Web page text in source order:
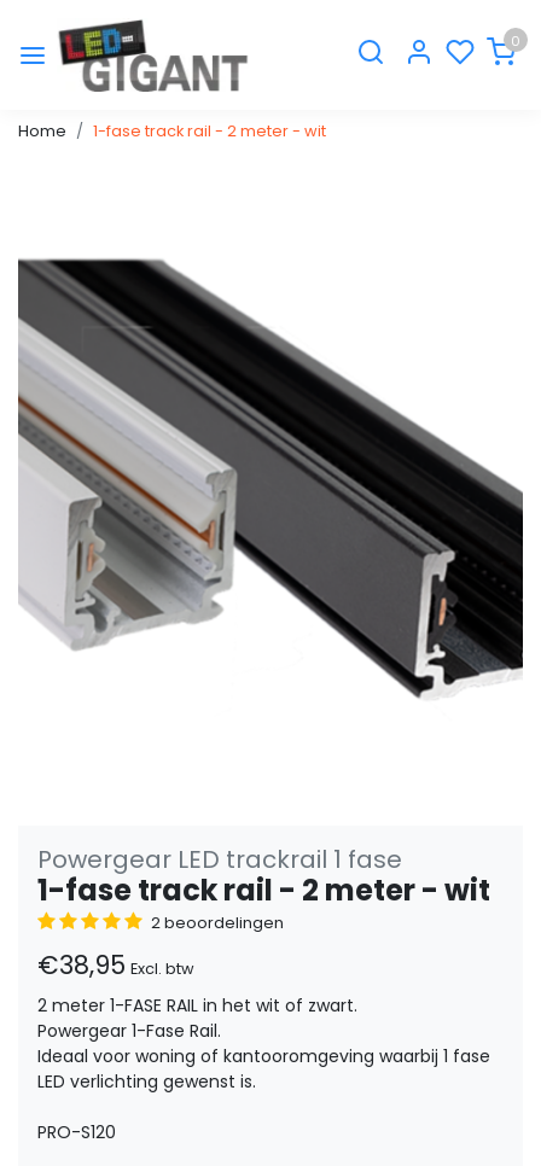
0
Home 1-fase track rail - 2 meter - wit
Powergear LED trackrail 1 fase
1-fase track rail - 2 meter - wit
2 beoordelingen
€38,95 Excl. btw
2 meter 1-FASE RAIL in het wit of zwart.
Powergear 1-Fase Rail.
Ideaal voor woning of kantooromgeving waarbij 1 fase
LED verlichting gewenst is.
PRO-S120